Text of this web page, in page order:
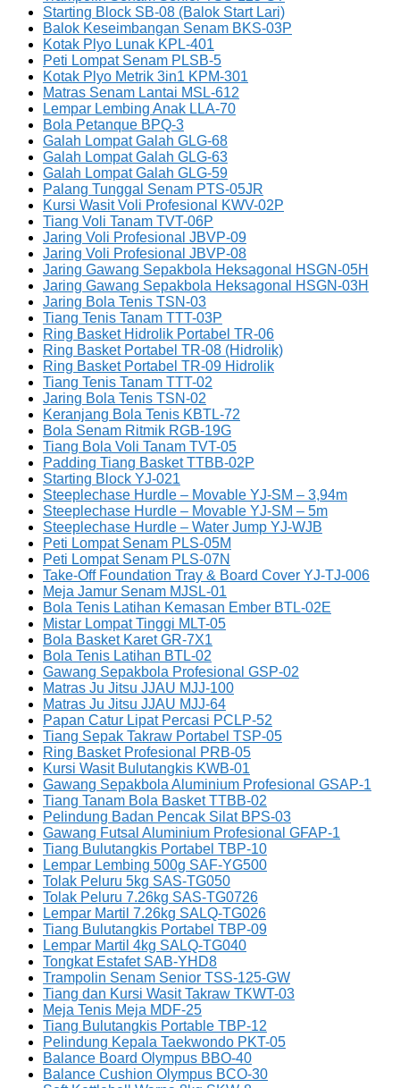
Starting Block SB-08 (Balok Start Lari)
Balok Keseimbangan Senam BKS-03P
Kotak Plyo Lunak KPL-401
Peti Lompat Senam PLSB-5
Kotak Plyo Metrik 3in1 KPM-301
Matras Senam Lantai MSL-612
Lempar Lembing Anak LLA-70
Bola Petanque BPQ-3
Galah Lompat Galah GLG-68
Galah Lompat Galah GLG-63
Galah Lompat Galah GLG-59
Palang Tunggal Senam PTS-05JR
Kursi Wasit Voli Profesional KWV-02P
Tiang Voli Tanam TVT-06P
Jaring Voli Profesional JBVP-09
Jaring Voli Profesional JBVP-08
Jaring Gawang Sepakbola Heksagonal HSGN-05H
Jaring Gawang Sepakbola Heksagonal HSGN-03H
Jaring Bola Tenis TSN-03
Tiang Tenis Tanam TTT-03P
Ring Basket Hidrolik Portabel TR-06
Ring Basket Portabel TR-08 (Hidrolik)
Ring Basket Portabel TR-09 Hidrolik
Tiang Tenis Tanam TTT-02
Jaring Bola Tenis TSN-02
Keranjang Bola Tenis KBTL-72
Bola Senam Ritmik RGB-19G
Tiang Bola Voli Tanam TVT-05
Padding Tiang Basket TTBB-02P
Starting Block YJ-021
Steeplechase Hurdle – Movable YJ-SM – 3,94m
Steeplechase Hurdle – Movable YJ-SM – 5m
Steeplechase Hurdle – Water Jump YJ-WJB
Peti Lompat Senam PLS-05M
Peti Lompat Senam PLS-07N
Take-Off Foundation Tray & Board Cover YJ-TJ-006
Meja Jamur Senam MJSL-01
Bola Tenis Latihan Kemasan Ember BTL-02E
Mistar Lompat Tinggi MLT-05
Bola Basket Karet GR-7X1
Bola Tenis Latihan BTL-02
Gawang Sepakbola Profesional GSP-02
Matras Ju Jitsu JJAU MJJ-100
Matras Ju Jitsu JJAU MJJ-64
Papan Catur Lipat Percasi PCLP-52
Tiang Sepak Takraw Portabel TSP-05
Ring Basket Profesional PRB-05
Kursi Wasit Bulutangkis KWB-01
Gawang Sepakbola Aluminium Profesional GSAP-1
Tiang Tanam Bola Basket TTBB-02
Pelindung Badan Pencak Silat BPS-03
Gawang Futsal Aluminium Profesional GFAP-1
Tiang Bulutangkis Portabel TBP-10
Lempar Lembing 500g SAF-YG500
Tolak Peluru 5kg SAS-TG050
Tolak Peluru 7.26kg SAS-TG0726
Lempar Martil 7.26kg SALQ-TG026
Tiang Bulutangkis Portabel TBP-09
Lempar Martil 4kg SALQ-TG040
Tongkat Estafet SAB-YHD8
Trampolin Senam Senior TSS-125-GW
Tiang dan Kursi Wasit Takraw TKWT-03
Meja Tenis Meja MDF-25
Tiang Bulutangkis Portable TBP-12
Pelindung Kepala Taekwondo PKT-05
Balance Board Olympus BBO-40
Balance Cushion Olympus BCO-30